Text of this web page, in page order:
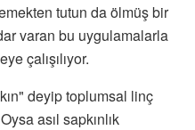
tutun da ölmüş bir
varan bu uygulamalarla
çalışılıyor.
deyip toplumsal linç
asıl sapkınlık